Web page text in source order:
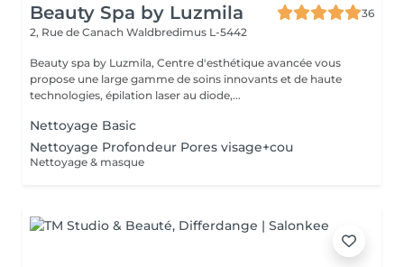
Beauty Spa by Luzmila
36
2, Rue de Canach Waldbredimus L-5442
Beauty spa by Luzmila, Centre d'esthétique avancée vous
propose une large gamme de soins innovants et de haute
technologies, épilation laser au diode,...
Nettoyage Basic
Nettoyage Profondeur Pores visage+cou
Nettoyage & masque